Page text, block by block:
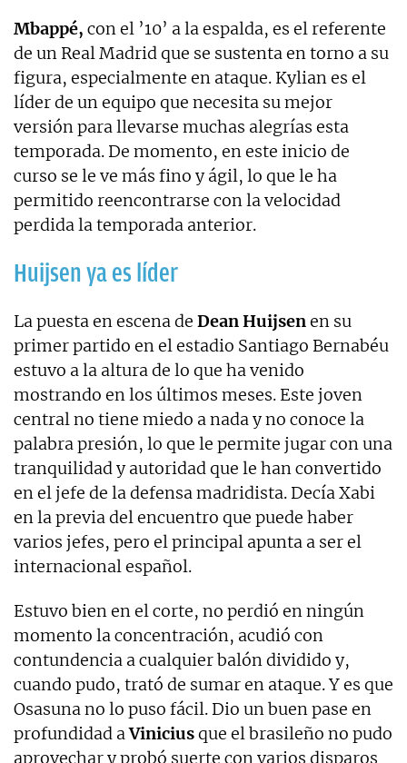
Mbappé, con el ’10’ a la espalda, es el referente
de un Real Madrid que se sustenta en torno a su
figura, especialmente en ataque. Kylian es el
líder de un equipo que necesita su mejor
versión para llevarse muchas alegrías esta
temporada. De momento, en este inicio de
curso se le ve más fino y ágil, lo que le ha
permitido reencontrarse con la velocidad
perdida la temporada anterior.
Huijsen ya es líder
La puesta en escena de Dean Huijsenen su
primer partido en el estadio Santiago Bernabéu
estuvo a la altura de lo que ha venido
mostrando en los últimos meses. Este joven
central no tiene miedo a nada y no conoce la
palabra presión, lo que le permite jugar con una
tranquilidad y autoridad que le han convertido
en el jefe de la defensa madridista. Decía Xabi
en la previa del encuentro que puede haber
varios jefes, pero el principal apunta a ser el
internacional español.
Estuvo bien en el corte, no perdió en ningún
momento la concentración, acudió con
contundencia a cualquier balón dividido y,
cuando pudo, trató de sumar en ataque. Y es que
Osasuna no lo puso fácil. Dio un buen pase en
profundidad aViniciusque el brasileño no pudo
aprovechar y probó suerte con varios disparos